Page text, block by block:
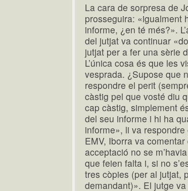
La cara de sorpresa de
prosseguira: «igualment
informe, ¿en té més?».
del jutjat va continuar
jutjat per a fer una sèrie
L’única cosa és que les
vesprada. ¿Supose que
respondre el perit
càstig pel que vosté diu
cap càstig, simplement
del seu informe i hi ha
informe», li va
EMV, Iborra va
acceptació no se
que feien falta i, si no
tres còpies (per al jutjat,
demandant)». El jutge